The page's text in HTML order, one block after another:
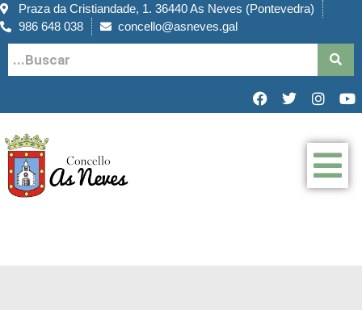
Praza da Cristiandade, 1. 36440 As Neves (Pontevedra)
986 648 038
concello@asneves.gal